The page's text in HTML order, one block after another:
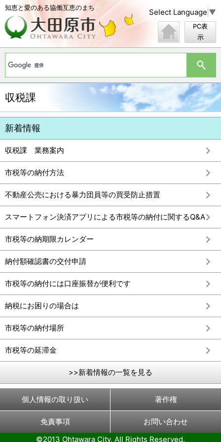
知恵と愛のある協働互恵のまち Select Language ▼
PC表
示
収税課
新着情報
収税課 業務案内
市税等の納付方法
不動産公売における暴力団員等の買受防止措置
スマートフォン決済アプリによる市税等の納付に関するQ&A
市税等の納期限カレンダー
納付額確認書の交付申請
市税等の納付には口座振替が便利です
納税にお困りの場合は
市税等の納付場所
市税等の延滞金
>>新着情報の一覧を見る
個人情報の取り扱い 著作権
免責事項
お問い合わせ
©2013 Ohtawara City, All Rights Reserved.